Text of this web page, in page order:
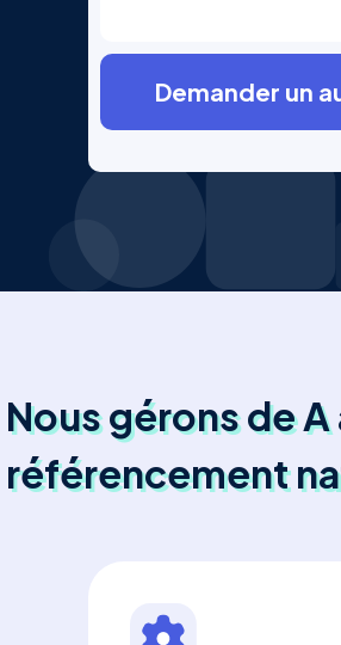
Nous gérons de A
référencement